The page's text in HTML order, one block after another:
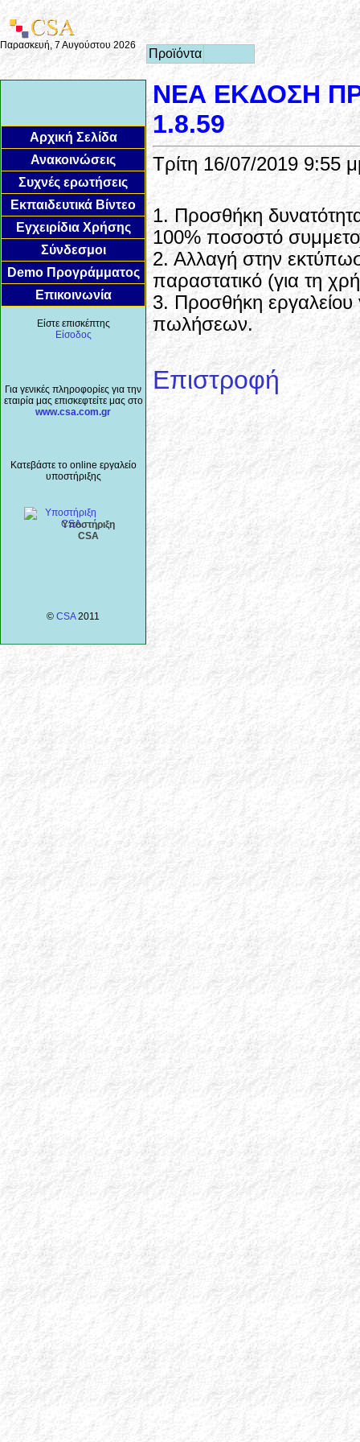
Παρασκευή, 7 Αυγούστου 2026
Προϊόντα
Αρχική Σελίδα
Ανακοινώσεις
Συχνές ερωτήσεις
Εκπαιδευτικά Βίντεο
Εγχειρίδια Χρήσης
Σύνδεσμοι
Demo Προγράμματος
Επικοινωνία
Είστε επισκέπτης
Είσοδος
Για γενικές πληροφορίες για την
εταιρία μας επισκεφτείτε μας στο
www.csa.com.gr
Κατεβάστε το online εργαλείο
υποστήριξης
Υποστήριξη
CSA
© CSA2011
ΝΕΑ ΕΚΔΟΣΗ
1.8.59
Τρίτη 16/07/2019 9:55
1. Προσθήκη
100% ποσοστό
2. Αλλαγή στην
παραστατικό (για τη
3. Προσθήκη εργαλείου
πωλήσεων.
Επιστροφή